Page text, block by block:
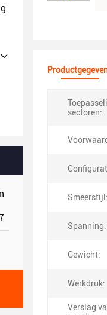
sectoren:
Smeerstijl:
Spanning:
Gewicht:
Werkdruk:
Verslag